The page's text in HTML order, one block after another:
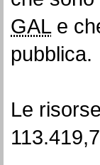
GALe
pubblica.
Le